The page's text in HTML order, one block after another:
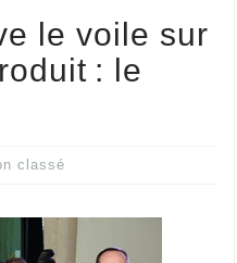
le voile sur
: le
classé